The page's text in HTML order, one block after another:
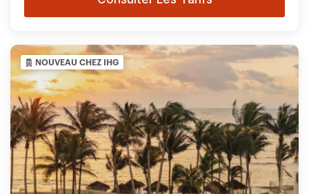
NOUVEAU CHEZ IHG